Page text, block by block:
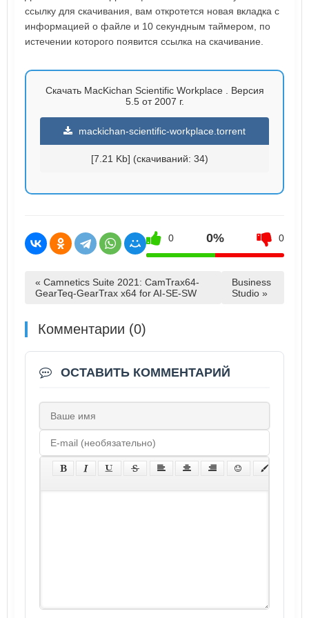
ссылку для скачивания, вам откротется новая вкладка с
информацией о файле и 10 секундным таймером, по
истечении которого появится ссылка на скачивание.
Скачать MacKichan Scientific Workplace . Версия
5.5 от 2007 г.
mackichan-scientific-workplace.torrent
[7.21 Kb] (cкачиваний: 34)
0 0% 0
« Camnetics Suite 2021: CamTrax64-
GearTeq-GearTrax x64 for AI-SE-SW
Business
Studio »
Комментарии (0)
ОСТАВИТЬ КОММЕНТАРИЙ